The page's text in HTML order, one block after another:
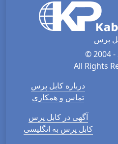
پرس
© 2004 -
All Rights
درباره کابل پرس
تماس و همکاری
آگهی در کابل پرس
کابل پرس به انگلیسی